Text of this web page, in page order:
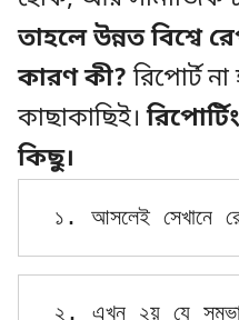
তাহলে উন্নত বিশ্বে
কারণ কী? রিপোর্ট
কাছাকাছিই।
কিছু।
১. আসলেই সেখানে
২. এখন ২য় যে